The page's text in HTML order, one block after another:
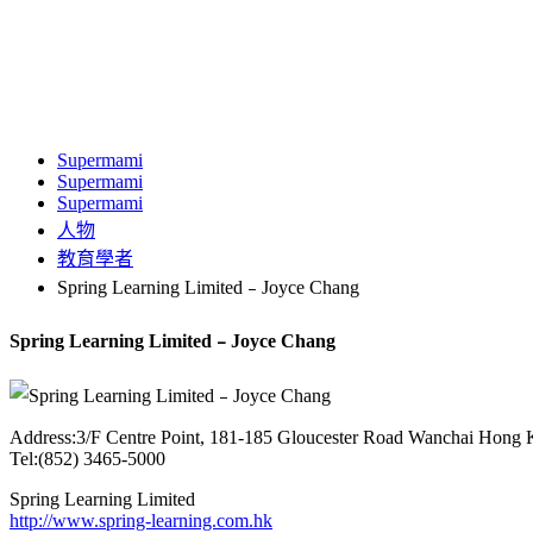
Supermami
Supermami
Supermami
人物
教育學者
Spring Learning Limited﹣Joyce Chang
Spring Learning Limited﹣Joyce Chang
Address:3/F Centre Point, 181-185 Gloucester Road Wanchai Hong
Tel:(852) 3465-5000
Spring Learning Limited
http://www.spring-learning.com.hk